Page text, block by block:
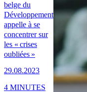
belge du
Développement
appelle à se
concentrer sur
les « crises
oubliées »
29.08.2023
4 MINUTES